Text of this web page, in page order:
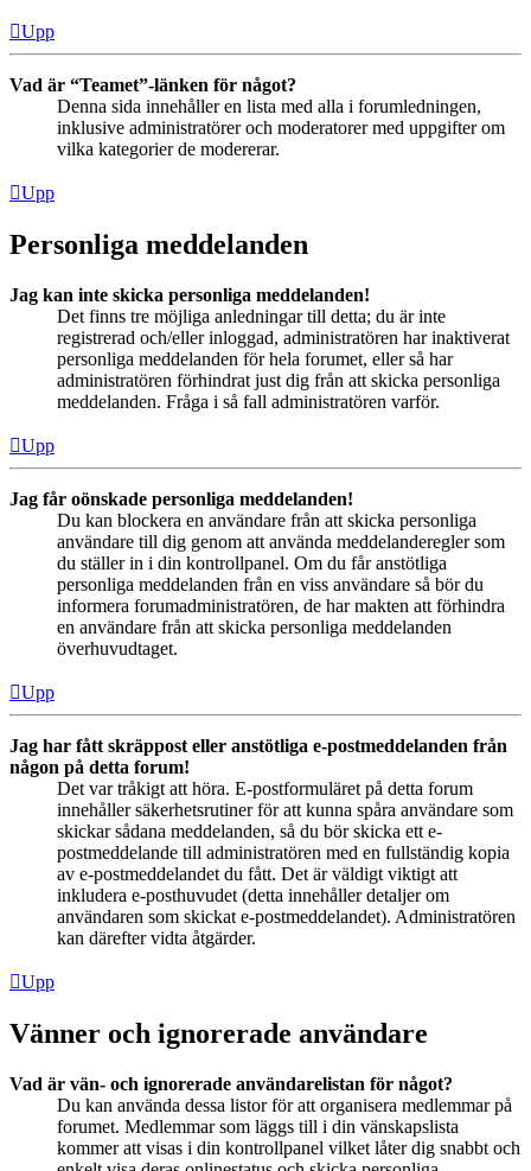
Upp
Vad är “Teamet”-länken för något?
Denna sida innehåller en lista med alla i forumledningen,
inklusive administratörer och moderatorer med uppgifter om
vilka kategorier de modererar.
Upp
Personliga meddelanden
Jag kan inte skicka personliga meddelanden!
Det finns tre möjliga anledningar till detta; du är inte
registrerad och/eller inloggad, administratören har inaktiverat
personliga meddelanden för hela forumet, eller så har
administratören förhindrat just dig från att skicka personliga
meddelanden. Fråga i så fall administratören varför.
Upp
Jag får oönskade personliga meddelanden!
Du kan blockera en användare från att skicka personliga
användare till dig genom att använda meddelanderegler som
du ställer in i din kontrollpanel. Om du får anstötliga
personliga meddelanden från en viss användare så bör du
informera forumadministratören, de har makten att förhindra
en användare från att skicka personliga meddelanden
överhuvudtaget.
Upp
Jag har fått skräppost eller anstötliga e-postmeddelanden från
någon på detta forum!
Det var tråkigt att höra. E-postformuläret på detta forum
innehåller säkerhetsrutiner för att kunna spåra användare som
skickar sådana meddelanden, så du bör skicka ett e-
postmeddelande till administratören med en fullständig kopia
av e-postmeddelandet du fått. Det är väldigt viktigt att
inkludera e-posthuvudet (detta innehåller detaljer om
användaren som skickat e-postmeddelandet). Administratören
kan därefter vidta åtgärder.
Upp
Vänner och ignorerade användare
Vad är vän- och ignorerade användarelistan för något?
Du kan använda dessa listor för att organisera medlemmar på
forumet. Medlemmar som läggs till i din vänskapslista
kommer att visas i din kontrollpanel vilket låter dig snabbt och